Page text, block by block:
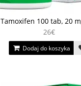
Tamoxifen 100 tab, 20
26€
Dodaj do koszyka